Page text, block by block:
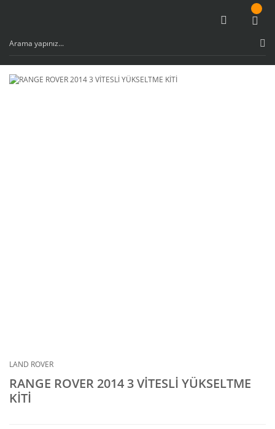
LAND ROVER
RANGE ROVER 2014 3 VİTESLİ YÜKSELTME
KİTİ